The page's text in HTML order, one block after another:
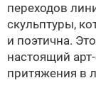
переходов
скульптуры,
и поэтична.
настоящий
притяжения в